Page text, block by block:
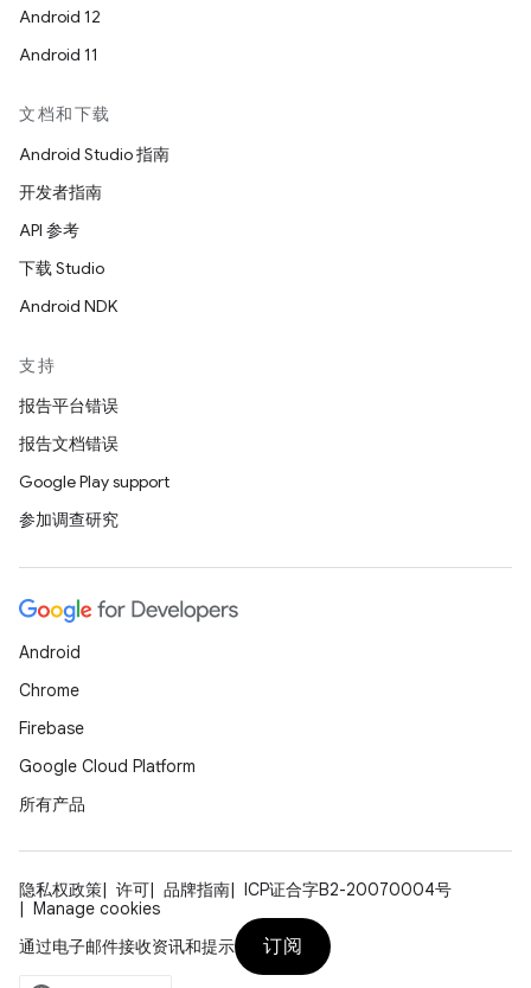
Android 12
Android 11
文档和下载
Android Studio 指南
开发者指南
API 参考
下载 Studio
Android NDK
支持
报告平台错误
报告文档错误
Google Play support
参加调查研究
Android
Chrome
Firebase
Google Cloud Platform
所有产品
隐私权政策 许可 品牌指南
ICP证合字B2-20070004号
Manage cookies
通过电子邮件接收资讯和提示
订阅